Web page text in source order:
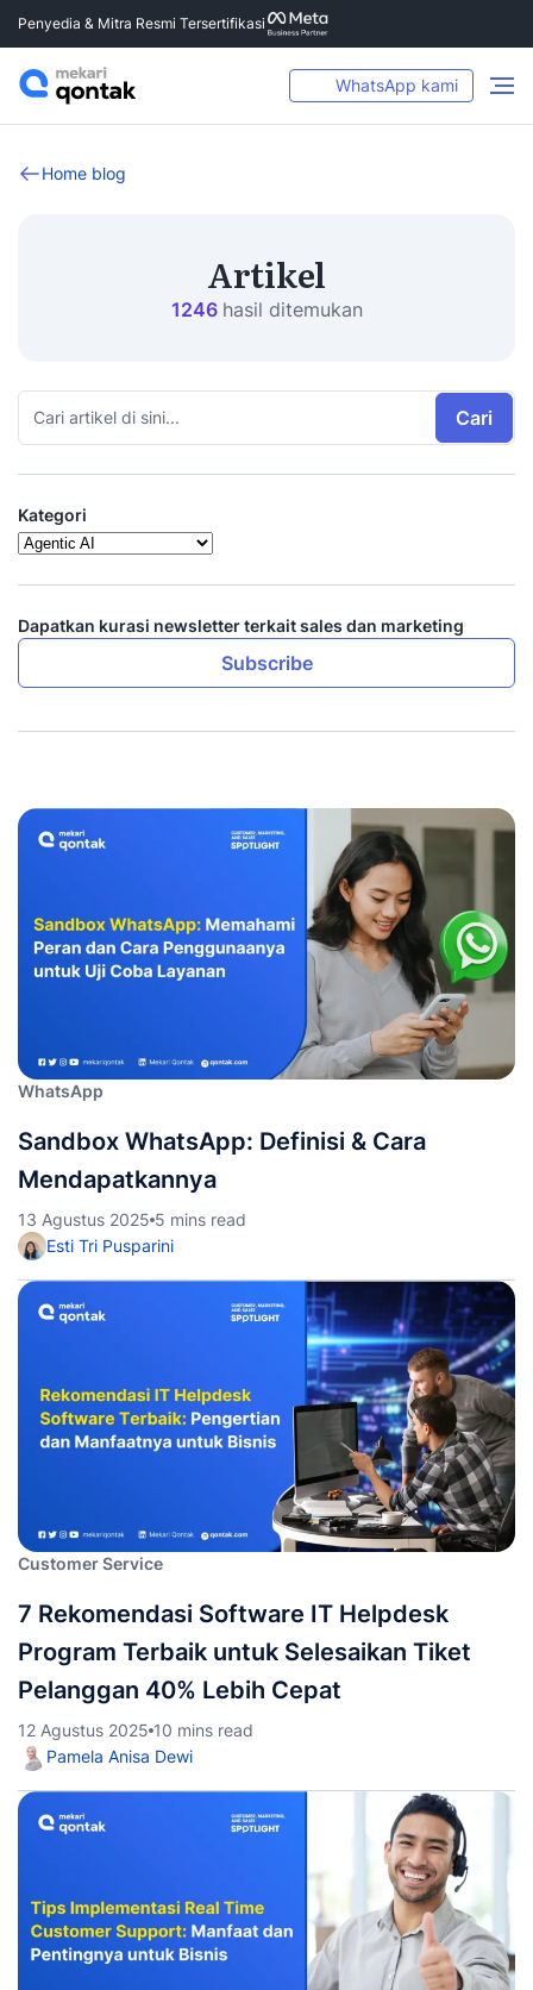
Penyedia & Mitra Resmi Tersertifikasi
WhatsApp kami
Home blog
Artikel
1246 hasil ditemukan
Cari
Kategori
Dapatkan kurasi newsletter terkait sales dan marketing
Subscribe
WhatsApp
Sandbox WhatsApp: Definisi & Cara
Mendapatkannya
13 Agustus 2025 5 mins read
Esti Tri Pusparini
Customer Service
7 Rekomendasi Software IT Helpdesk
Program Terbaik untuk Selesaikan Tiket
Pelanggan 40% Lebih Cepat
12 Agustus 2025 10 mins read
Pamela Anisa Dewi